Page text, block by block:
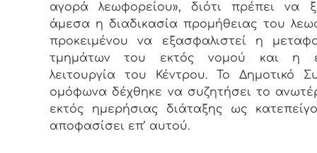
αγορά λεωφορείου», διότι πρέπει να
άμεσα η διαδικασία προμήθειας του
προκειμένου να εξασφαλιστεί η
τμημάτων του εκτός νομού και η
λειτουργία του Κέντρου. Το Δημοτικό
ομόφωνα δέχθηκε να συζητήσει το
εκτός ημερήσιας διάταξης ως
αποφασίσει επ’ αυτού.